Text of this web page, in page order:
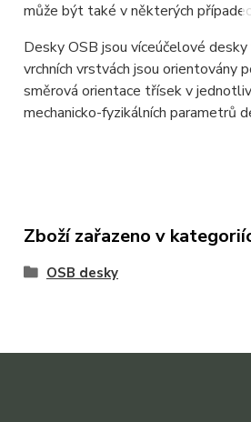
může být také v některých
Desky OSB jsou víceúčelové
vrchních vrstvách jsou orientovány
směrová orientace třísek v
mechanicko-fyzikálních parametrů
Zboží zařazeno v
OSB desky